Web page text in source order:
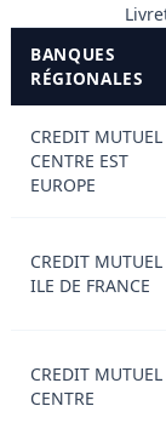
BANQUES
RÉGIONALES
CREDIT MUTUEL
CENTRE EST
EUROPE
CREDIT MUTUEL
ILE DE FRANCE
CREDIT MUTUEL
CENTRE